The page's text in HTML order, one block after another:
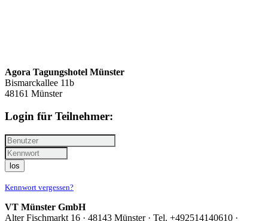
Agora Tagungshotel Münster
Bismarckallee 11b
48161 Münster
Login für Teilnehmer:
los
Kennwort vergessen?
VT Münster GmbH
Alter Fischmarkt 16 · 48143 Münster · Tel. +492514140610 ·